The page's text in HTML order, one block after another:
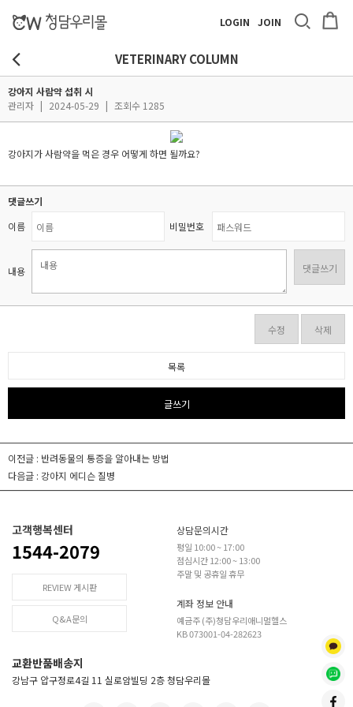
LOGIN JOIN
VETERINARY COLUMN
강아지 사람약 섭취 시
관리자 | 2024-05-29 | 조회수 1285
강아지가 사람약을 먹은 경우 어떻게 하면 될까요?
댓글쓰기
이름
비밀번호
내용 댓글쓰기
수정 삭제
목록
글쓰기
이전글 : 반려동물의 통증을 알아내는 방법
다음글 : 강아지 에디슨 질병
고객행복센터
1544-2079
REVIEW 게시판
Q&A문의
상담문의시간
평일 10:00 ~ 17:00
점심시간 12:00 ~ 13:00
주말 및 공휴일 휴무
계좌 정보 안내
예금주 (주)청담우리애니멀헬스
KB 073001-04-282623
교환반품배송지
강남구 압구정로4길 11 실로암빌딩 2층 청담우리몰